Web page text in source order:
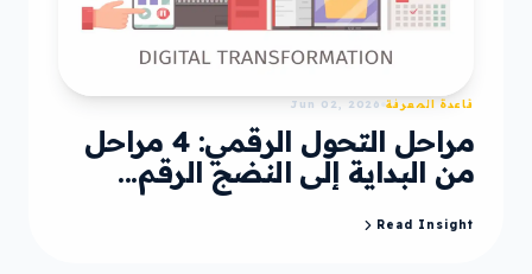
قاعدة المعرفة Jun 02, 2026
مراحل التحول الرقمي: 4 مراحل
من البداية إلى النضج الرقم...
Read Insight